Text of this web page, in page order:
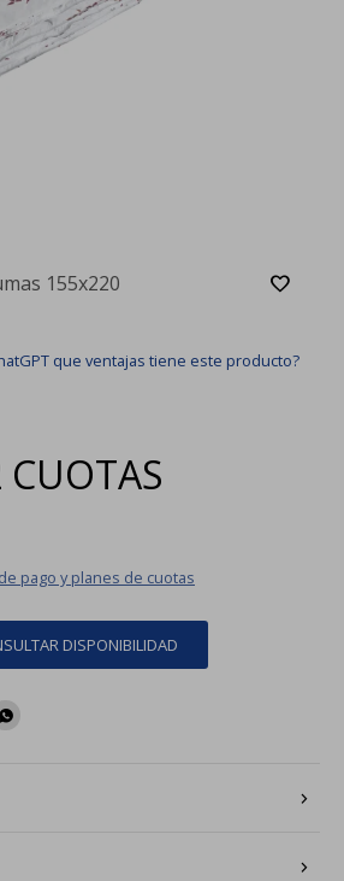
155x220
que ventajas tiene este producto?
CUOTAS
pago y planes de cuotas
DISPONIBILIDAD
